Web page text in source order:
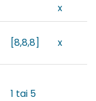
x
[8,8,8] x
1 tai 5